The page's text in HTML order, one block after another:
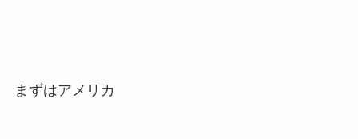
まずはアメリカ